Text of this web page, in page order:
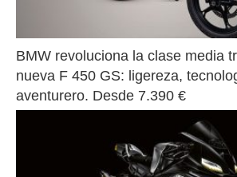
BMW revoluciona la clase media
nueva F 450 GS: ligereza,
aventurero. Desde 7.390 €